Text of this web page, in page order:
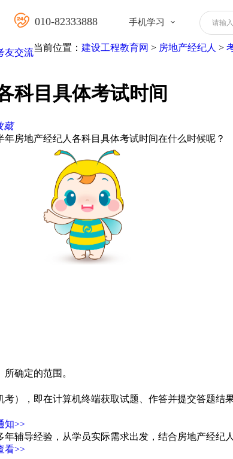
请输
手机学习
010-82333888
友交流当前位置： 建设工程教育网 > 房地产经纪人 >
科目具体考试时间
藏
年房地产经纪人各科目具体考试时间在什么时候呢？
确定的范围。
），即在计算机终端获取试题、作答并提交答题结果
知>>
辅导经验，从学员实际需求出发，结合房地产经纪
看>>